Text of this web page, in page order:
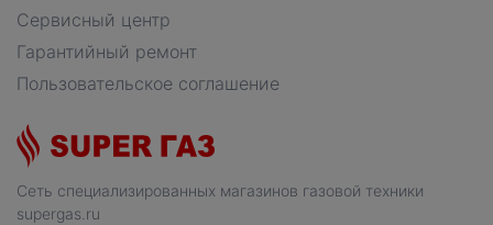
Сеть специализированных магазинов газовой техники
supergas.ru
Сервисный центр
Гарантийный ремонт
Пользовательское соглашение